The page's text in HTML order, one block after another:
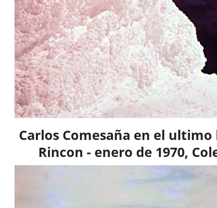
Carlos Comesaña en el
Rincon - enero de 1970,